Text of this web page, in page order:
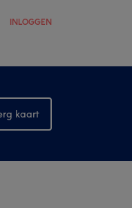
INLOGGEN
kaart
kaart